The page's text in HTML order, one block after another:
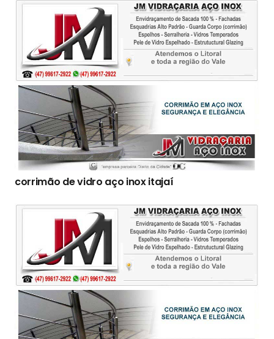
corrimão de vidro aço inox itajaí